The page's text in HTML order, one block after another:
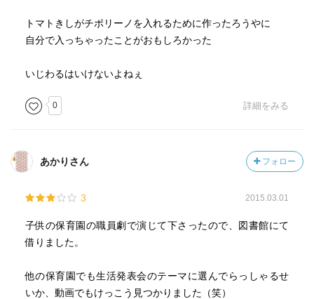
トマトきしがチポリーノを入れるために作ったろうやに
自分で入っちゃったことがおもしろかった
いじわるはいけないよねぇ
0 詳細をみる
あかりさん フォロー
3 2015.03.01
子供の保育園の職員劇で演じて下さったので、図書館にて
借りました。
他の保育園でも生活発表会のテーマに選んでらっしゃるせ
いか、動画でもけっこう見つかりました（笑）